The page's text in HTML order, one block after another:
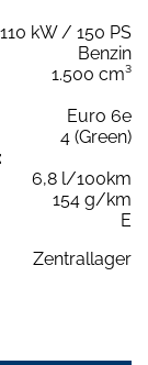
110 kW / 150 PS
Benzin
1.500 cm³
Euro 6e
4 (Green)
6,8 l/100km
154 g/km
E
Zentrallager